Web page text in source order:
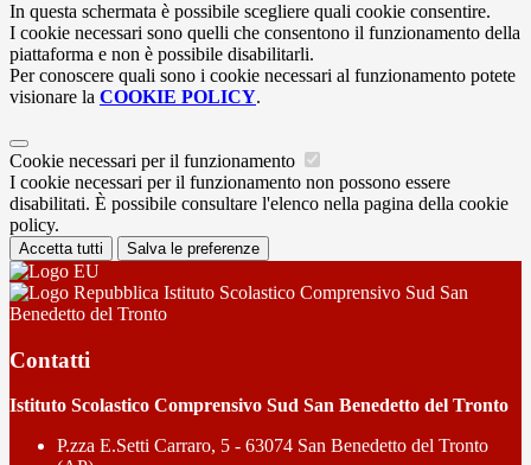
In questa schermata è possibile scegliere quali cookie consentire.
I cookie necessari sono quelli che consentono il funzionamento della
piattaforma e non è possibile disabilitarli.
Per conoscere quali sono i cookie necessari al funzionamento potete
visionare la COOKIE POLICY.
Cookie necessari per il funzionamento
I cookie necessari per il funzionamento non possono essere
disabilitati. È possibile consultare l'elenco nella pagina della cookie
policy.
Accetta tutti Salva le preferenze
Istituto Scolastico Comprensivo Sud San
Benedetto del Tronto
Contatti
Istituto Scolastico Comprensivo Sud San Benedetto del Tronto
P.zza E.Setti Carraro, 5 - 63074 San Benedetto del Tronto